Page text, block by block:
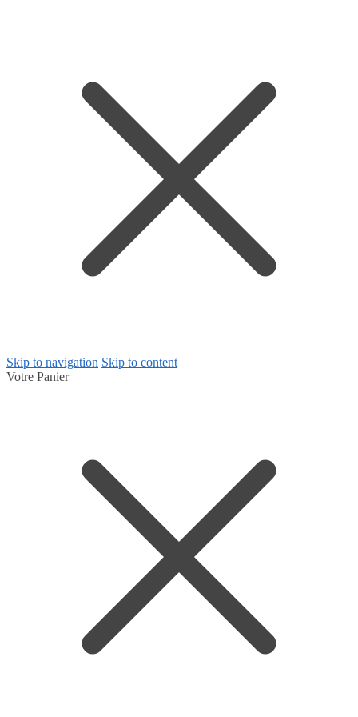
Skip to navigation Skip to content
Votre Panier